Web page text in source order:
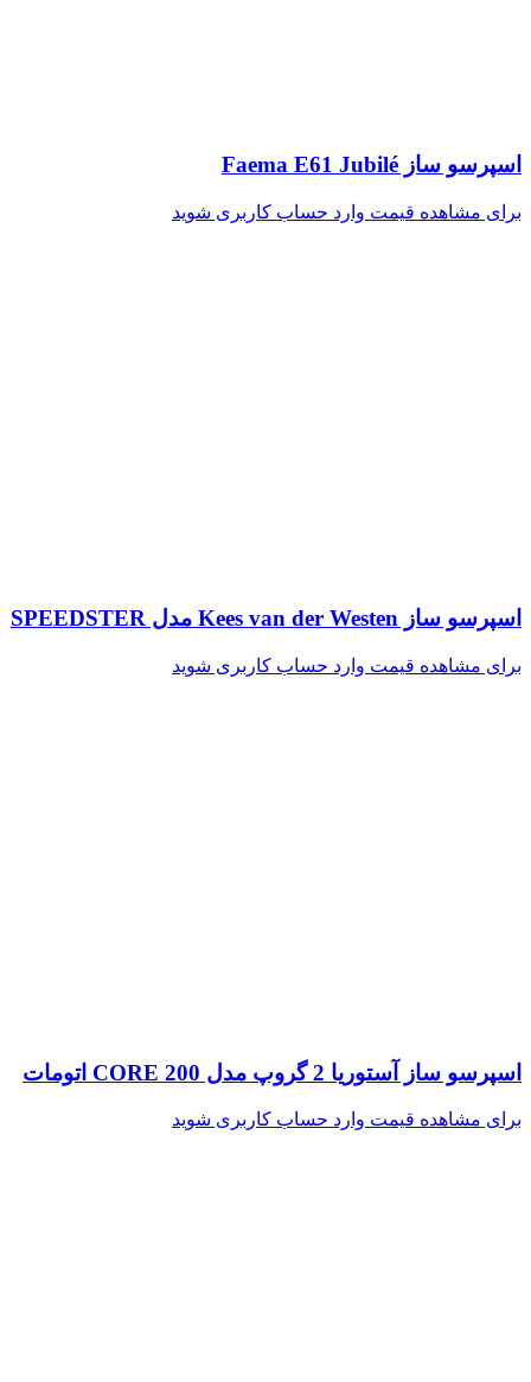
اسپرسو ساز Faema E61 Jubilé
برای مشاهده قیمت وارد حساب کاربری شوید
اسپرسو ساز Kees van der Westen مدل SPEEDSTER
برای مشاهده قیمت وارد حساب کاربری شوید
اسپرسو ساز آستوریا 2 گروپ مدل CORE 200 اتومات
برای مشاهده قیمت وارد حساب کاربری شوید